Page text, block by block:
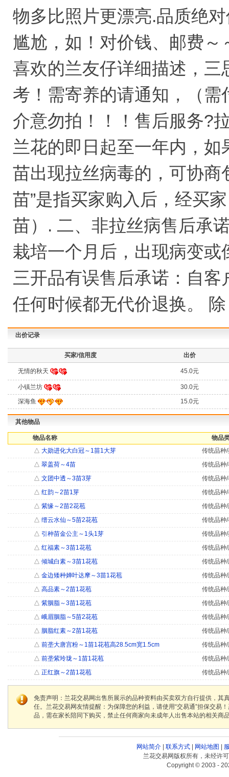
物多比照片更漂亮.品质绝
尴尬，如！对价钱、邮费
喜欢的兰友仔详细描述，
考！需寄养的请通知，（
介意勿拍！！！售后服务?
兰花的即日起至一年内，
苗出现拉丝病毒的，可协商
苗”是指买家购入后，经买
苗）. 二、非拉丝病售后承
栽培一个月后，出现病变
三开品有误售后承诺：自
任何时候都无代价退换。
出价记录
买家/信用度 出价
无情的秋天 45.0元
小镇兰坊
30.0元
深海鱼
15.0元
其他物品
物品名称
物品
△ 大勋进化大白冠～1苗1大芽
传统品种
△ 翠盖荷～4苗
传统品种
△ 文团中透～3苗3芽
传统品种
△ 红韵～2苗1芽
传统品种
△ 紫缘～2苗2花苞
传统品种
△ 缙云水仙～5苗2花苞
传统品种
△ 引种苗金公主～1头1芽
传统品种
△ 红福素～3苗1花苞
传统品种
△ 倾城白素～3苗1花苞
传统品种
△ 金边矮种婵叶达摩～3苗1花苞
传统品种
△ 高品素～2苗1花苞
传统品种
△ 紫胭脂～3苗1花苞
传统品种
△ 峨眉胭脂～5苗2花苞
传统品种
△ 胭脂红素～2苗1花苞
传统品种
△ 前垄大唐宫粉～1苗1花苞高28.5cm宽1.5cm
传统品种
△ 前垄紫玲珑～1苗1花苞
传统品种
△ 正红旗～2苗1花苞 传统品种
免责声明：兰花交易网出售所展示的品种资料由买卖双方自行提供，
任。兰花交易网友情提醒：为保障您的利益，请使用“交易通”担保交
品，需在家长陪同下购买，禁止任何商家向未成年人出售本站的相关商
网站简介| 联系方式| 网站地图
兰花交易网版权所有，未经许
Copyright © 2003 -